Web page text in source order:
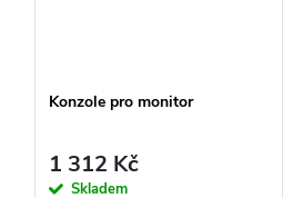
Konzole pro monitor
1 312 Kč
Skladem